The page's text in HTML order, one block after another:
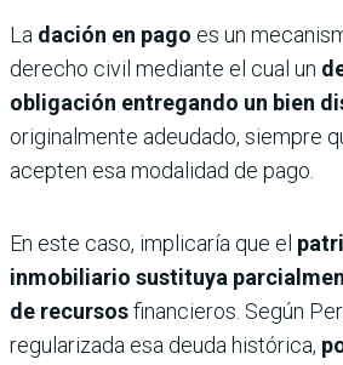
La dación en pago es un
derecho civil mediante el cual un
obligación entregando un bien
originalmente adeudado, siempre
acepten esa modalidad de pago.
En este caso, implicaría que el
inmobiliario sustituya
de recursosfinancieros. Según
regularizada esa deuda histórica,